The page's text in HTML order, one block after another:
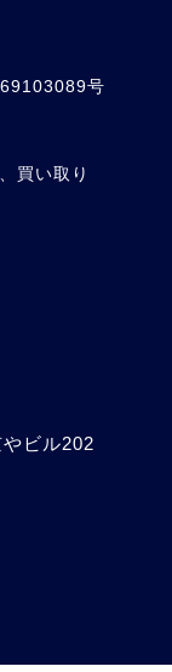
号
買い取り
ビル202